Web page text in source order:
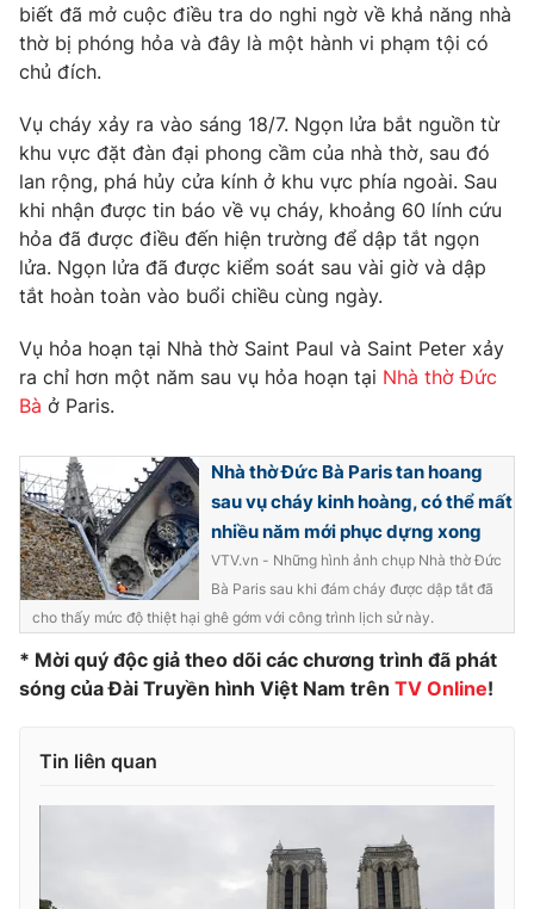
VTV Money VTV Thể thao
VTV Sức khoẻ
Thị trường 24h Tấm lòng Việt
VTV4 Vươn mình bằng AI
VTV9 VTV8
Liên hệ tòa soạn English
THỜI BÁO VTV
Theo dõi báo trên
Cơ quan chủ quản:Đài Truyền hình Việt Nam
Cơ quan báo chí:
Thời báo VTV
cấp ngày 29/12/2023
Nguyễn Thị Mỹ Hạnh, Phạm Quốc Thắng,
024.38 355 931 - 024.38 355 932
biết đã mở cuộc điều tra do nghi ngờ về khả năng nhà
thờ bị phóng hỏa và đây là một hành vi phạm tội có
chủ đích.
Vụ cháy xảy ra vào sáng 18/7. Ngọn lửa bắt nguồn từ
khu vực đặt đàn đại phong cầm của nhà thờ, sau đó
lan rộng, phá hủy cửa kính ở khu vực phía ngoài. Sau
khi nhận được tin báo về vụ cháy, khoảng 60 lính cứu
hỏa đã được điều đến hiện trường để dập tắt ngọn
lửa. Ngọn lửa đã được kiểm soát sau vài giờ và dập
tắt hoàn toàn vào buổi chiều cùng ngày.
Vụ hỏa hoạn tại Nhà thờ Saint Paul và Saint Peter xảy
ra chỉ hơn một năm sau vụ hỏa hoạn tại Nhà thờ Đức
Bà ở Paris.
Nhà thờ Đức Bà Paris tan hoang
sau vụ cháy kinh hoàng, có thể mất
nhiều năm mới phục dựng xong
VTV.vn - Những hình ảnh chụp Nhà thờ Đức
Bà Paris sau khi đám cháy được dập tắt đã
cho thấy mức độ thiệt hại ghê gớm với công trình lịch sử này.
* Mời quý độc giả theo dõi các chương trình đã phát
sóng của Đài Truyền hình Việt Nam trên TV Online!
Tin liên quan